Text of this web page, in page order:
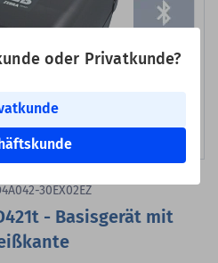
oder Privatkunde?
30EX02EZ
- Basisgerät mit